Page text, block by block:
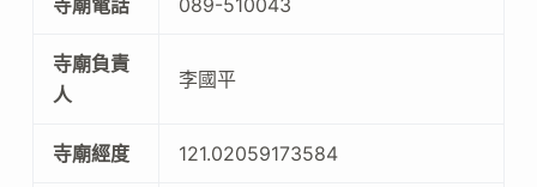
寺廟負責
人
李國平
寺廟經度 121.02059173584